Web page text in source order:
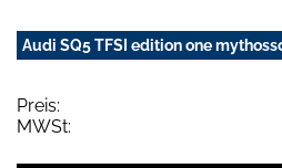
Audi SQ5 TFSI edition one
Preis:
MWSt: